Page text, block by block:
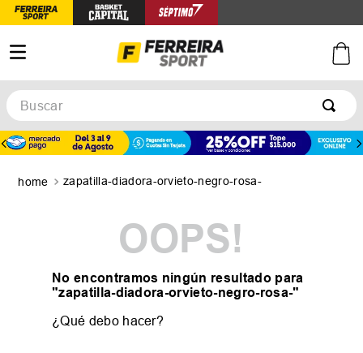
Buscar
zapatilla-diadora-orvieto-negro-rosa-
OOPS!
No encontramos ningún resultado para
"zapatilla-diadora-orvieto-negro-rosa-"
¿Qué debo hacer?
TÉRMINOS MÁS BUSCADOS
zapatillas
zapatillas mujer
zapatillas adidas